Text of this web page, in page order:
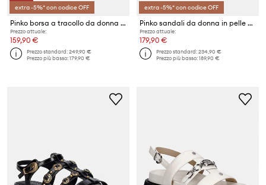
extra -5%* con codice OFF
Pinko borsa a tracollo da donna in pelle
Prezzo attuale:
159,90 €
Prezzo standard:249,90 €
Prezzo più basso:179,90 €
extra -5%* con codice OFF
Pinko sandali da donna in pelle Milly 08
Prezzo attuale:
179,90 €
Prezzo standard:234,90 €
Prezzo più basso:189,90 €